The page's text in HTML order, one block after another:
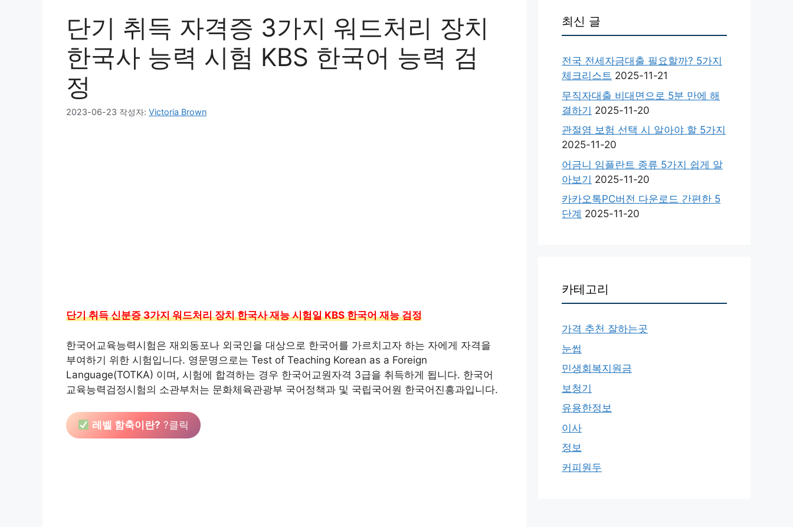
단기 취득 자격증 3가지 워드처리 장치
한국사 능력 시험 KBS 한국어 능력 검
정
2023-06-23 작성자: Victoria Brown
단기 취득 신분증 3가지 워드처리 장치 한국사 재능 시험일 KBS 한국어 재능 검정
한국어교육능력시험은 재외동포나 외국인을 대상으로 한국어를 가르치고자 하는 자에게 자격을
부여하기 위한 시험입니다. 영문명으로는 Test of Teaching Korean as a Foreign
Language(TOTKA) 이며, 시험에 합격하는 경우 한국어교원자격 3급을 취득하게 됩니다. 한국어
교육능력검정시험의 소관부처는 문화체육관광부 국어정책과 및 국립국어원 한국어진흥과입니다.
레벨 함축이란? ?클릭
최신 글
전국 전세자금대출 필요할까? 5가지
체크리스트 2025-11-21
무직자대출 비대면으로 5분 만에 해
결하기 2025-11-20
관절염 보험 선택 시 알아야 할 5가지
2025-11-20
어금니 임플란트 종류 5가지 쉽게 알
아보기 2025-11-20
카카오톡PC버전 다운로드 간편한 5
단계 2025-11-20
카테고리
가격 추천 잘하는곳
눈썹
민생회복지원금
보청기
유용한정보
이사
정보
커피원두